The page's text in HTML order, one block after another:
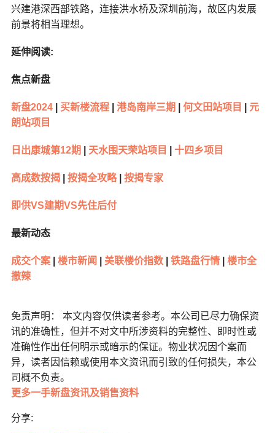
兴建港深西部铁路，连接洪水桥及深圳前海，故区内发展
前景将相当理想。
延伸阅读:
焦点新盘
新盘2024| 买新楼流程| 港岛南岸三期 何文田站项目
元
朗站项目
日出康城第12期 天水围天荣站项目 十四乡项目
高成数按揭| 按揭全攻略| 按揭专家
即供VS建期VS先住后付
最新动态
成交个案| 楼市新闻 美联楼价指数| 铁路盘行情|
楼市全
撤辣
免责声明： 本文内容仅供读者参考。本公司已尽力确保资
讯的准确性，但并不对文中所涉资料的完整性、即时性或
准确性作出任何明示或暗示的保证。物业状况因个案而
异，读者因信赖或使用本文资讯而引致的任何损失，本公
司概不负责。
更多一手新盘资讯及销售资料
分享: